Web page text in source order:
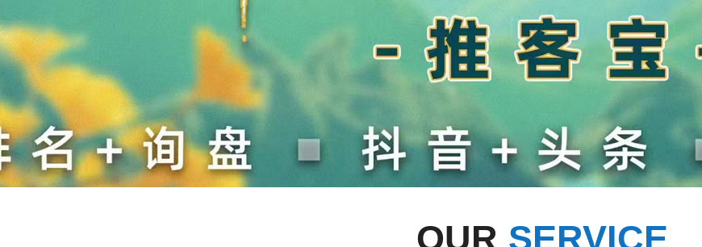
OUR SERVICE